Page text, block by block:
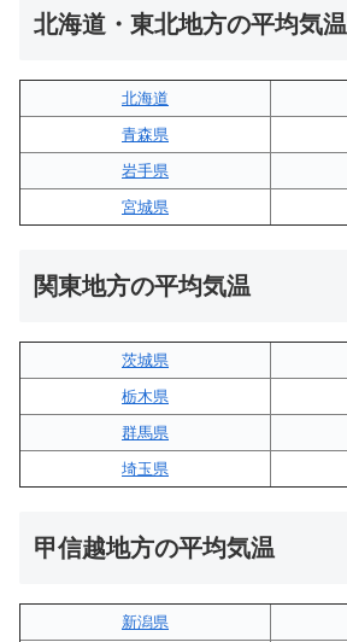
北海道・東北地方の平均気温
北海道
青森県
岩手県
宮城県
関東地方の平均気温
茨城県
栃木県
群馬県
埼玉県
甲信越地方の平均気温
新潟県